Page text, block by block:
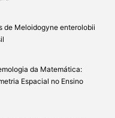
de Meloidogyne enterolobii
da Matemática:
Espacial no Ensino